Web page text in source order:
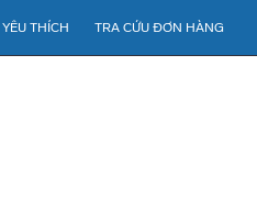
THÍCH TRA CỨU ĐƠN HÀNG